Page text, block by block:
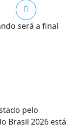
pelo
Brasil 2026 está